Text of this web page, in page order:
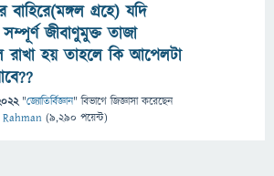
বাহিরে(মঙ্গল গ্রহে) যদি
জীবাণুমুক্ত তাজা
হয় তাহলে কি আপেলটা
"জ্যোতির্বিজ্ঞান" বিভাগে জিজ্ঞাসাকরেছেন
(9,290 পয়েন্ট)